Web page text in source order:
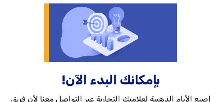
بإمكانك البدء الآن!
اصنع الأيام الذهبية لعلامتك التجارية عبر التواصل معنا لأن فريق